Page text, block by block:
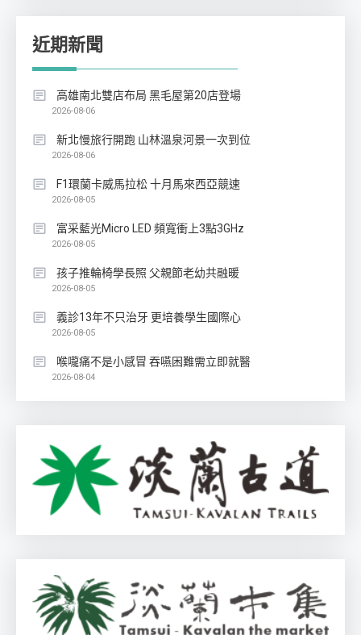
近期新聞
高雄南北雙店布局 黑毛屋第20店登場
2026-08-06
新北慢旅行開跑 山林溫泉河景一次到位
2026-08-06
F1環蘭卡威馬拉松 十月馬來西亞競速
2026-08-05
富采藍光Micro LED 頻寬衝上3點3GHz
2026-08-05
孩子推輪椅學長照 父親節老幼共融暖
2026-08-05
義診13年不只治牙 更培養學生國際心
2026-08-05
喉嚨痛不是小感冒 吞嚥困難需立即就醫
2026-08-04